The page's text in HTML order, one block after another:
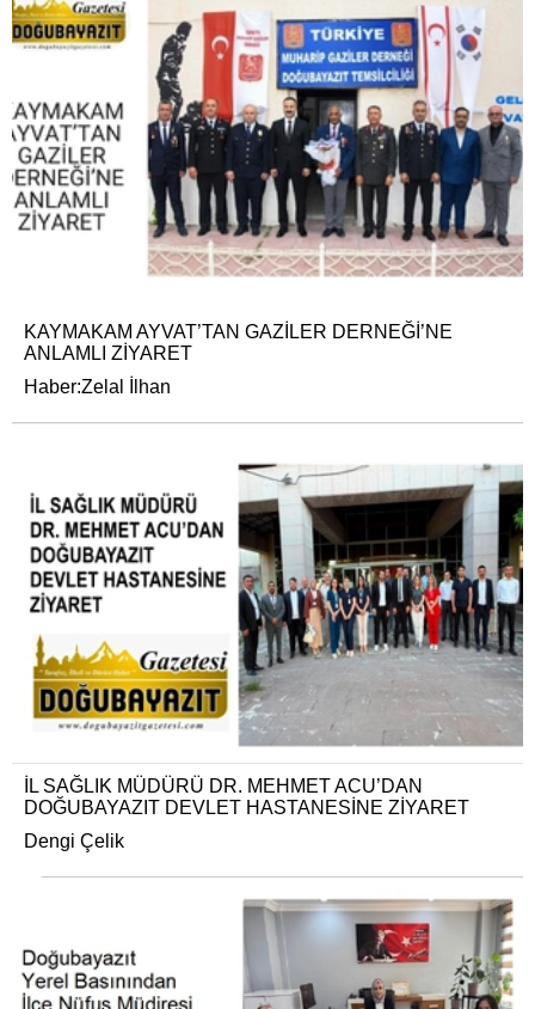
KAYMAKAM AYVAT’TAN GAZİLER DERNEĞİ’NE
ANLAMLI ZİYARET
Haber:Zelal İlhan
İL SAĞLIK MÜDÜRÜ DR. MEHMET ACU’DAN
DOĞUBAYAZIT DEVLET HASTANESİNE ZİYARET
Dengi Çelik